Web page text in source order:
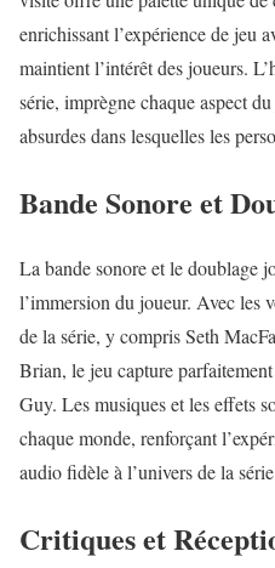
enrichissant l’expérience de jeu
maintient l’intérêt des joueurs.
série, imprègne chaque aspect
absurdes dans lesquelles les
Bande Sonore et
La bande sonore et le doublage
l’immersion du joueur. Avec les
de la série, y compris Seth
Brian, le jeu capture
Guy. Les musiques et les effets
chaque monde, renforçant
audio fidèle à l’univers de la
Critiques et